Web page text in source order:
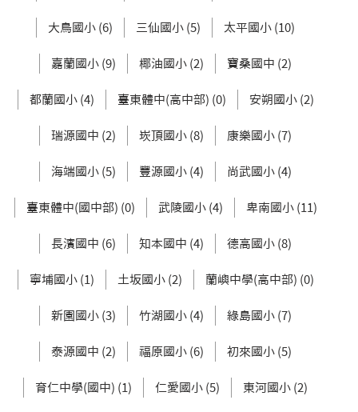
大鳥國小 (6) 三仙國小 (5) 太平國小 (10)
嘉蘭國小 (9) 椰油國小 (2) 寶桑國中 (2)
都蘭國小 (4) 臺東體中(高中部) (0) 安朔國小 (2)
瑞源國中 (2) 崁頂國小 (8) 康樂國小 (7)
海端國小 (5) 豐源國小 (4) 尚武國小 (4)
臺東體中(國中部) (0) 武陵國小 (4) 卑南國小 (11)
長濱國中 (6) 知本國中 (4) 德高國小 (8)
寧埔國小 (1) 土坂國小 (2) 蘭嶼中學(高中部) (0)
新園國小 (3) 竹湖國小 (4) 綠島國小 (7)
泰源國中 (2) 福原國小 (6) 初來國小 (5)
育仁中學(國中) (1) 仁愛國小 (5) 東河國小 (2)